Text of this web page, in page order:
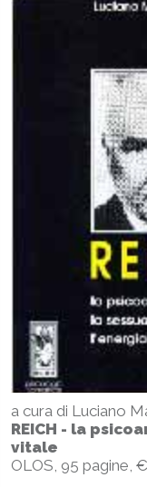
a cura di Luciano
REICH - la
vitale
OLOS, 95 pagine,